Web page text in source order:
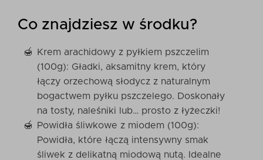
Co znajdziesz w środku?
Krem arachidowy z pyłkiem pszczelim
(100g): Gładki, aksamitny krem, który
łączy orzechową słodycz z naturalnym
bogactwem pyłku pszczelego. Doskonały
na tosty, naleśniki lub… prosto z łyżeczki!
Powidła śliwkowe z miodem (100g):
Powidła, które łączą intensywny smak
śliwek z delikatną miodową nutą. Idealne